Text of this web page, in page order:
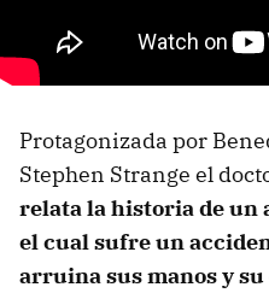
Protagonizada por
Stephen Strange el
relata la historia de un
el cual sufre un
arruina sus manos y